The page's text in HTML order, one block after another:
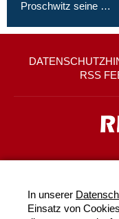
Proschwitz seine …
RSS
In unserer
Einsatz von